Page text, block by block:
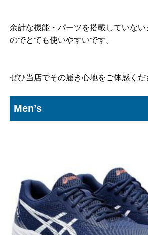
余計な機能・パーツを搭載していな
のでとても使いやすいです。
ぜひ当店でその履き心地をご体感くだ
Men’s